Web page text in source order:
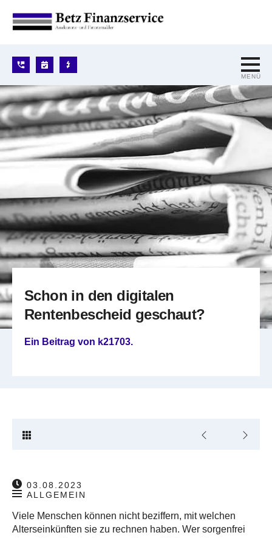
Schon in den digitalen
Rentenbescheid geschaut?
Ein Beitrag von k21703.
03.08.2023
ALLGEMEIN
Viele Menschen können nicht beziffern, mit welchen
Alterseinkünften sie zu rechnen haben. Wer sorgenfrei